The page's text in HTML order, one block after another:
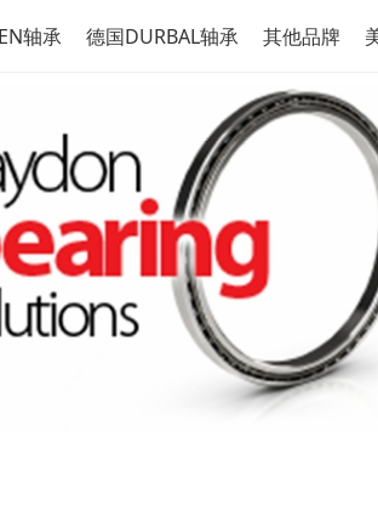
轴承 德国DURBAL轴承 其他品牌